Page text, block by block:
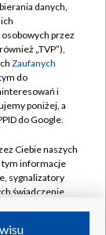
danych,
przez
„TVP”),
Zaufanych
do
i
poniżej, a
do Google.
Ciebie naszych
tym informacje
sygnalizatory
świadczenie